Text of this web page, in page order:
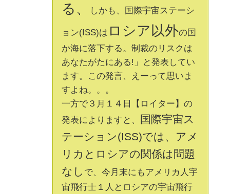
る、
しかも、国際宇宙ステーシ
ョン(ISS)は ロシア以外の国
か海に落下する。制裁のリスクは
あなたがたにある!」と発表してい
ます。この発言、えーって思いま
すよね。。。
一方で３月１４日【ロイター】の
発表によりますと、
国際宇宙ス
テーション(ISS)では、アメ
リカとロシアの関係は問題
なし で、今月末にもアメリカ人宇
宙飛行士１人とロシアの宇宙飛行